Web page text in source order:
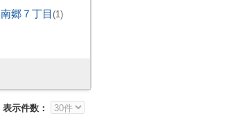
南郷７丁目 (1)
表示件数：